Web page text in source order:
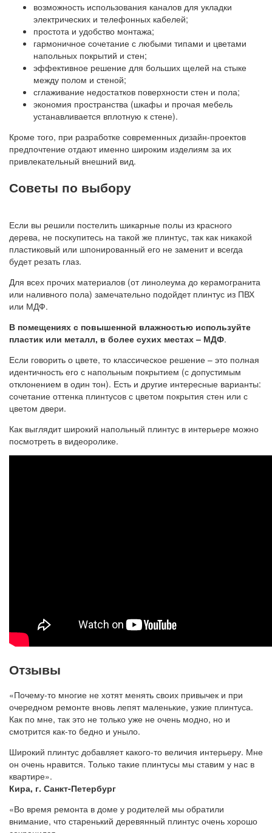
возможность использования каналов для укладки
электрических и телефонных кабелей;
простота и удобство монтажа;
гармоничное сочетание с любыми типами и цветами
напольных покрытий и стен;
эффективное решение для больших щелей на стыке
между полом и стеной;
сглаживание недостатков поверхности стен и пола;
экономия пространства (шкафы и прочая мебель
устанавливается вплотную к стене).
Кроме того, при разработке современных дизайн-проектов
предпочтение отдают именно широким изделиям за их
привлекательный внешний вид.
Советы по выбору
Если вы решили постелить шикарные полы из красного
дерева, не поскупитесь на такой же плинтус, так как никакой
пластиковый или шпонированный его не заменит и всегда
будет резать глаз.
Для всех прочих материалов (от линолеума до керамогранита
или наливного пола) замечательно подойдет плинтус из ПВХ
или МДФ.
В помещениях с повышенной влажностью используйте
пластик или металл, в более сухих местах – МДФ.
Если говорить о цвете, то классическое решение – это полная
идентичность его с напольным покрытием (с допустимым
отклонением в один тон). Есть и другие интересные варианты:
сочетание оттенка плинтусов с цветом покрытия стен или с
цветом двери.
Как выглядит широкий напольный плинтус в интерьере можно
посмотреть в видеоролике.
Отзывы
«Почему-то многие не хотят менять своих привычек и при
очередном ремонте вновь лепят маленькие, узкие плинтуса.
Как по мне, так это не только уже не очень модно, но и
смотрится как-то бедно и уныло.
Широкий плинтус добавляет какого-то величия интерьеру. Мне
он очень нравится. Только такие плинтусы мы ставим у нас в
квартире».
Кира, г. Санкт-Петербург
«Во время ремонта в доме у родителей мы обратили
внимание, что старенький деревянный плинтус очень хорошо